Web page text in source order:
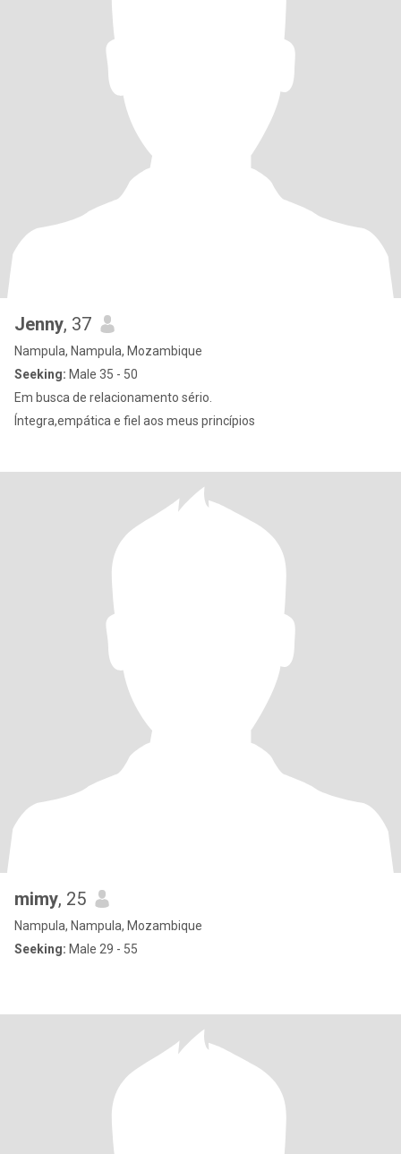
Jenny, 37
Nampula, Nampula, Mozambique
Seeking: Male 35 - 50
Em busca de relacionamento sério.
Íntegra,empática e fiel aos meus princípios
mimy, 25
Nampula, Nampula, Mozambique
Seeking: Male 29 - 55